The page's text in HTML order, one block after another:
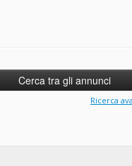
Ricerca